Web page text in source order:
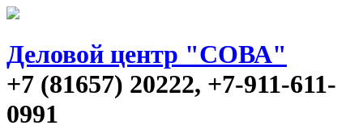
Деловой центр "СОВА"
+7 (81657) 20222, +7-911-611-
0991